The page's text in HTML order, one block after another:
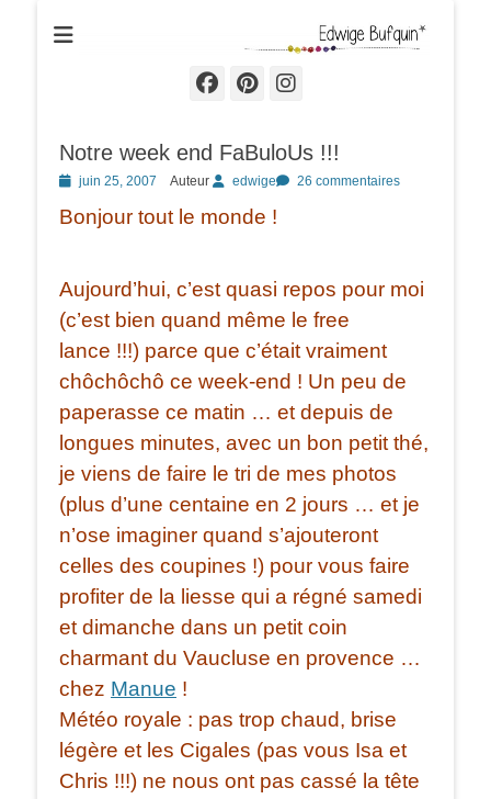
Edwige Bufquin
Facebook
Pinterest
Instagram
Notre week end FaBuloUs !!!
Postedjuin 25, 2007 Auteur edwige 26 commentaires
Bonjour tout le monde !
Aujourd’hui, c’est quasi repos pour moi
(c’est bien quand même le free
lance !!!) parce que c’était vraiment
chôchôchô ce week-end ! Un peu de
paperasse ce matin … et depuis de
longues minutes, avec un bon petit thé,
je viens de faire le tri de mes photos
(plus d’une centaine en 2 jours … et je
n’ose imaginer quand s’ajouteront
celles des coupines !) pour vous faire
profiter de la liesse qui a régné samedi
et dimanche dans un petit coin
charmant du Vaucluse en provence …
chez Manue !
Météo royale : pas trop chaud, brise
légère et les Cigales (pas vous Isa et
Chris !!!) ne nous ont pas cassé la tête